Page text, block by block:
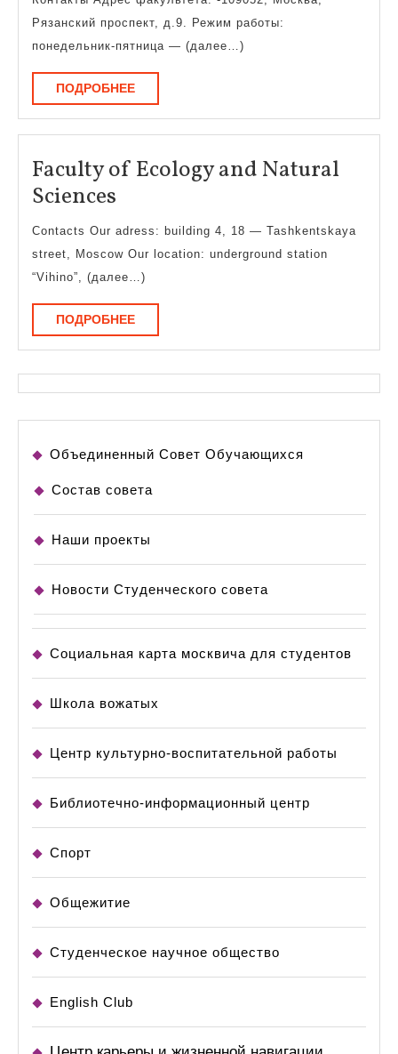
Рязанский проспект, д.9. Режим работы:
понедельник-пятница — (далее…)
ПОДРОБНЕЕПОДРОБНЕЕ
Faculty of Ecology and Natural
Sciences
of
Ecology
and
Natural
Sciences
Contacts Our adress: building 4, 18 — Tashkentskaya
street, Moscow Our location: underground station
“Vihino”, (далее…)
ПОДРОБНЕЕПОДРОБНЕЕ
Объединенный Совет Обучающихся
Состав совета
Наши проекты
Новости Студенческого совета
Социальная карта москвича для студентов
Школа вожатых
Центр культурно-воспитательной работы
Библиотечно-информационный центр
Спорт
Общежитие
Студенческое научное общество
English Club